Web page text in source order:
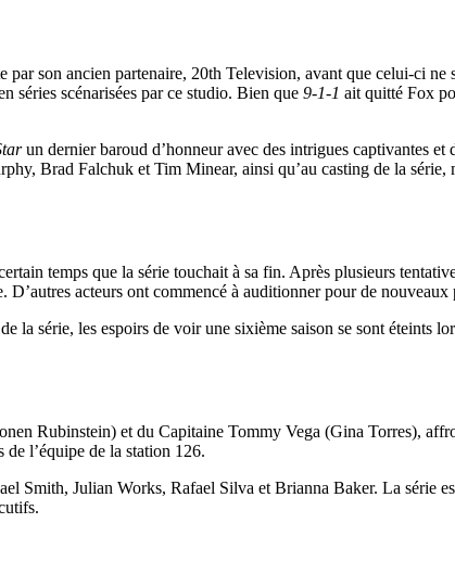
par son ancien partenaire, 20th Television, avant que celui-ci ne
séries scénarisées par ce studio. Bien que 9-1-1 ait quitté Fox
un dernier baroud d’honneur avec des intrigues captivantes et
Brad Falchuk et Tim Minear, ainsi qu’au casting de la
temps que la série touchait à sa fin. Après plusieurs
acteurs ont commencé à auditionner pour de nouveaux
la série, les espoirs de voir une sixième saison se sont éteints
Rubinstein) et du Capitaine Tommy Vega (Gina Torres),
l’équipe de la station 126.
Smith, Julian Works, Rafael Silva et Brianna Baker. La série